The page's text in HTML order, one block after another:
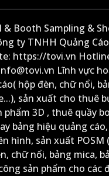
Booth Sampling &
ty TNHH Quảng
https://tovi.vn
Lĩnh vực
hộp đèn, chữ nổi,
sản xuất cho thuê
3D , thuê quầy
bảng hiệu quảng
hình, sản xuất POSM
chữ nổi, bảng mica,
sản phẩm cho các